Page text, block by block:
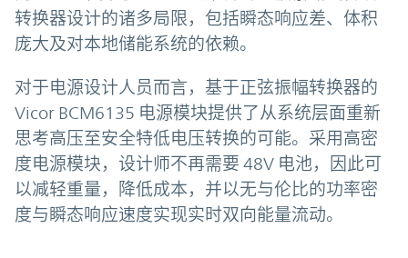
转换器设计的诸多局限，包括瞬态响应差、体积
庞大及对本地储能系统的依赖。
对于电源设计人员而言，基于正弦振幅转换器的
Vicor BCM6135 电源模块提供了从系统层面重新
思考高压至安全特低电压转换的可能。采用高密
度电源模块，设计师不再需要 48V 电池，因此可
以减轻重量，降低成本，并以无与伦比的功率密
度与瞬态响应速度实现实时双向能量流动。